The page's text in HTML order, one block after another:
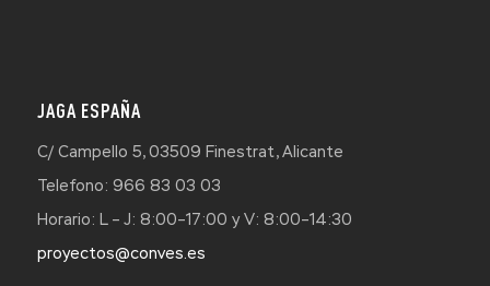
JAGA ESPAÑA
C/ Campello 5, 03509 Finestrat, Alicante
Telefono: 966 83 03 03
Horario: L – J: 8:00–17:00 y V: 8:00–14:30
proyectos@conves.es